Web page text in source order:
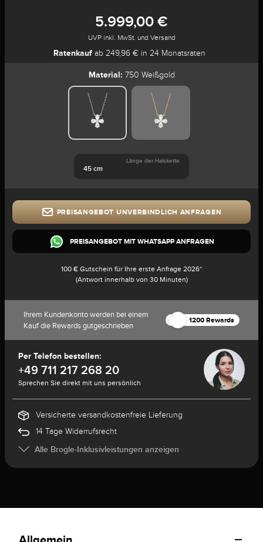
5.999,00 €
UVP inkl. MwSt. und Versand
Ratenkaufab 249,96 € in 24 Monatsraten
Material: 750 Weißgold
45 cm
Länge der Halskette
PREISANGEBOT UNVERBINDLICH ANFRAGEN
PREISANGEBOT MIT WHATSAPP ANFRAGEN
100 € Gutschein für Ihre erste Anfrage 2026*
(Antwort innerhalb von 30 Minuten)
Ihrem Kundenkonto werden bei einem
Kauf die Rewards gutgeschrieben
1200 Rewards
Per Telefon bestellen:
+49 711 217 268 20
Sprechen Sie direkt mit uns persönlich
Versicherte versandkostenfreie Lieferung
14 Tage Widerrufsrecht
Alle Brogle-Inklusivleistungen anzeigen